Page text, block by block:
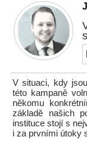
V situaci, kdy
této kampaně
někomu
základě našich
instituce stojí s
i za prvními útoky